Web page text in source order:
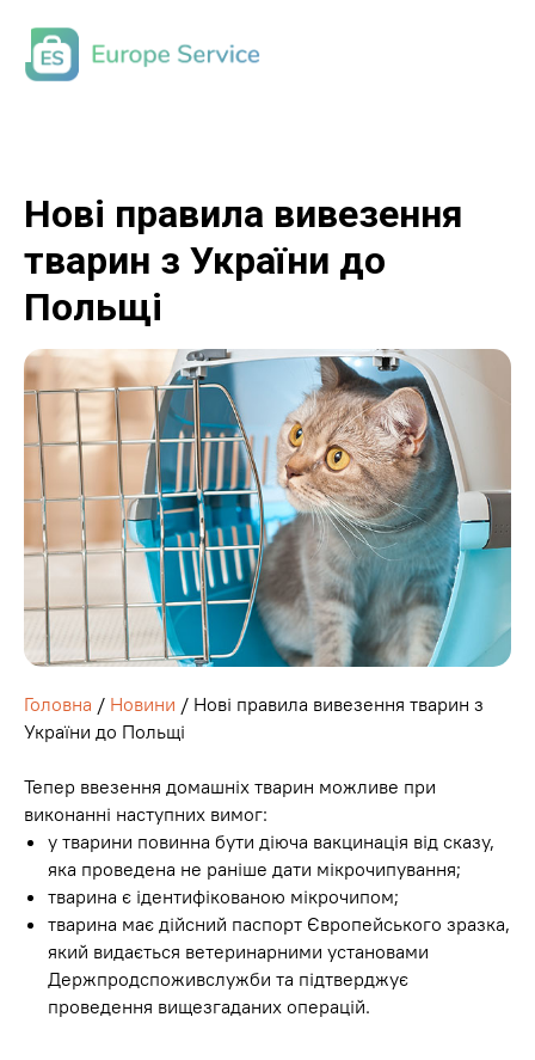
Нові правила вивезення
тварин з України до
Польщі
Головна / Новини / Нові правила вивезення тварин з
України до Польщі
Тепер ввезення домашніх тварин можливе при
виконанні наступних вимог:
у тварини повинна бути діюча вакцинація від сказу,
яка проведена не раніше дати мікрочипування;
тварина є ідентифікованою мікрочипом;
тварина має дійсний паспорт Європейського зразка,
який видається ветеринарними установами
Держпродспоживслужби та підтверджує
проведення вищезгаданих операцій.